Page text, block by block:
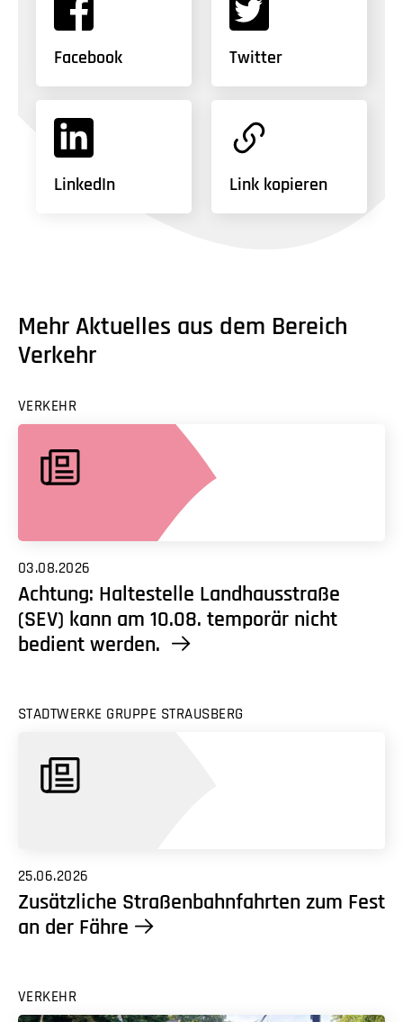
Facebook Twitter
LinkedIn Link kopieren
Mehr Aktuelles aus dem Bereich
Verkehr
VERKEHR
03.08.2026
Achtung: Haltestelle Landhausstraße
(SEV) kann am 10.08. temporär nicht
bedient werden.
STADTWERKE GRUPPE STRAUSBERG
25.06.2026
Zusätzliche Straßenbahnfahrten zum Fest
an der Fähre
VERKEHR